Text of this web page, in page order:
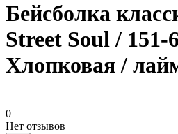
Бейсболка
Street Soul / 151-
Хлопковая /
0
Нет отзывов